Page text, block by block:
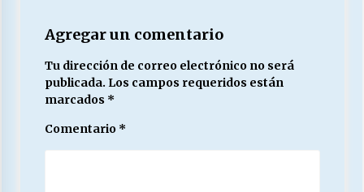
Agregar un comentario
Tu dirección de correo electrónico no será
publicada. Los campos requeridos están
marcados *
Comentario *